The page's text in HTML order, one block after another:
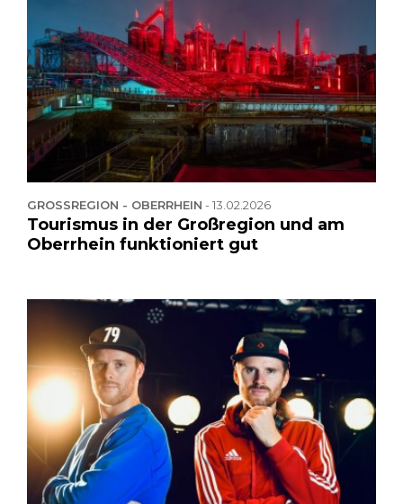
GROSSREGION - OBERRHEIN -13.02.2026
Tourismus in der Großregion und am
Oberrhein funktioniert gut